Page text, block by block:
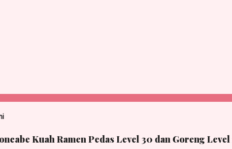
Kuah Ramen Pedas Level 30 dan Goreng Level